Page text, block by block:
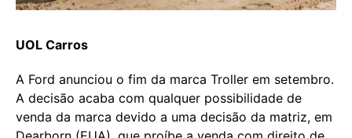
UOL Carros
A Ford anunciou o fim da marca Troller em setembro.
A decisão acaba com qualquer possibilidade de
venda da marca devido a uma decisão da matriz, em